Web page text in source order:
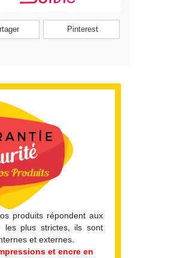
Pinterest
produits répondent aux
les plus strictes, ils sont
et externes.
et encre en